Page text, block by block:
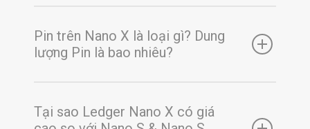
Pin trên Nano X là loại gì? Dung
lượng Pin là bao nhiêu?
Tại sao Ledger Nano X có giá